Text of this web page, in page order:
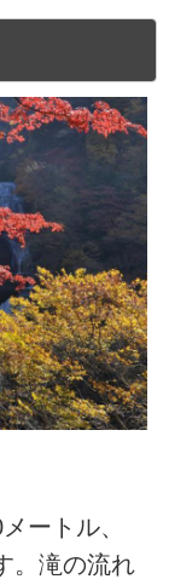
ートル、
。滝の流れ